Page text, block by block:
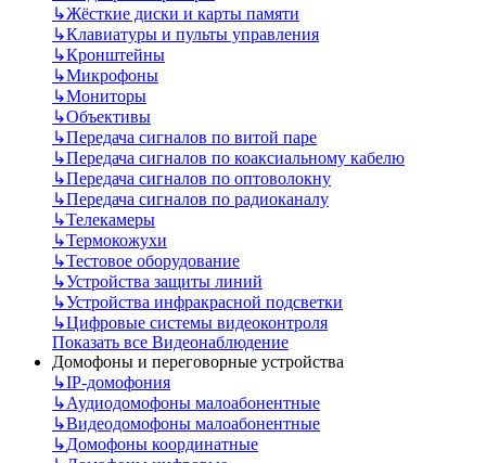
↳Жёсткие диски и карты памяти
↳Клавиатуры и пульты управления
↳Кронштейны
↳Микрофоны
↳Мониторы
↳Объективы
↳Передача сигналов по витой паре
↳Передача сигналов по коаксиальному кабелю
↳Передача сигналов по оптоволокну
↳Передача сигналов по радиоканалу
↳Телекамеры
↳Термокожухи
↳Тестовое оборудование
↳Устройства защиты линий
↳Устройства инфракрасной подсветки
↳Цифровые системы видеоконтроля
Показать все Видеонаблюдение
Домофоны и переговорные устройства
↳IP-домофония
↳Аудиодомофоны малоабонентные
↳Видеодомофоны малоабонентные
↳Домофоны координатные